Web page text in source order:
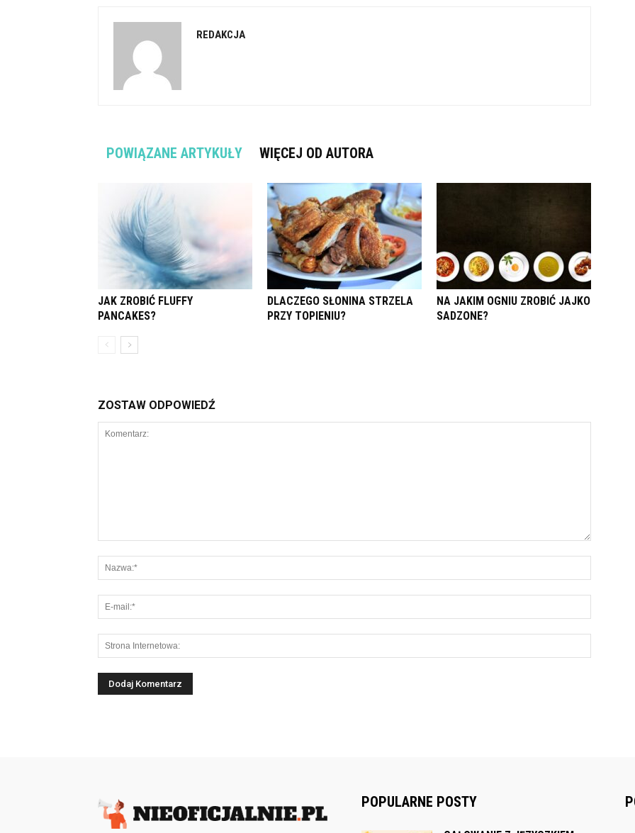
REDAKCJA
POWIĄZANE ARTYKUŁY WIĘCEJ OD AUTORA
JAK ZROBIĆ FLUFFY
PANCAKES?
DLACZEGO SŁONINA STRZELA
PRZY TOPIENIU?
NA JAKIM OGNIU ZROBIĆ JAJKO
SADZONE?
ZOSTAW ODPOWIEDŹ
POPULARNE POSTY